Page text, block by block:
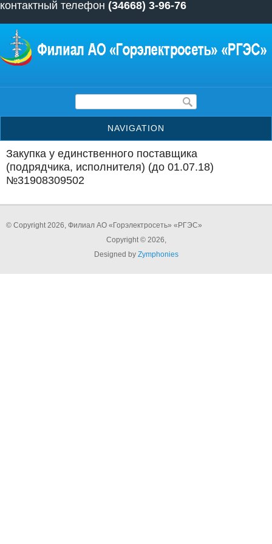
Перейти к основному содержанию
контактный телефон (34668) 3-96-76
Форма поиска
NAVIGATION
Закупка у единственного поставщика
(подрядчика, исполнителя) (до 01.07.18)
№31908309502
© Copyright 2026, Филиал АО «Горэлектросеть» «РГЭС»
Copyright © 2026,
Designed by Zymphonies